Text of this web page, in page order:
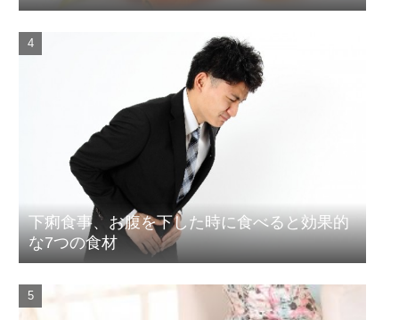
下痢食事、お腹を下した時に食べると効果的
な7つの食材